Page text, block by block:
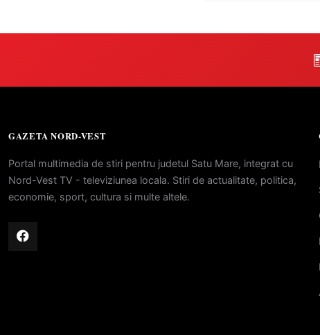
GAZETA NORD-VEST
Portal multimedia de stiri pentru judetul Satu Mare, integrat cu
Nord-Vest TV - televiziunea locala. Stiri de actualitate, politica,
economie, sport, cultura si multe altele.